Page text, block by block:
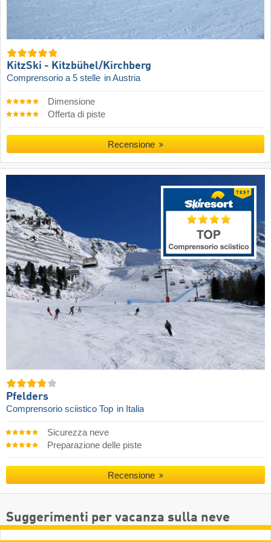
KitzSki - Kitzbühel/​Kirchberg
Comprensorio a 5 stelle in Austria
Dimensione
Offerta di piste
Recensione
Pfelders
Comprensorio sciistico Top in Italia
Sicurezza neve
Preparazione delle piste
Recensione
Suggerimenti per vacanza sulla neve